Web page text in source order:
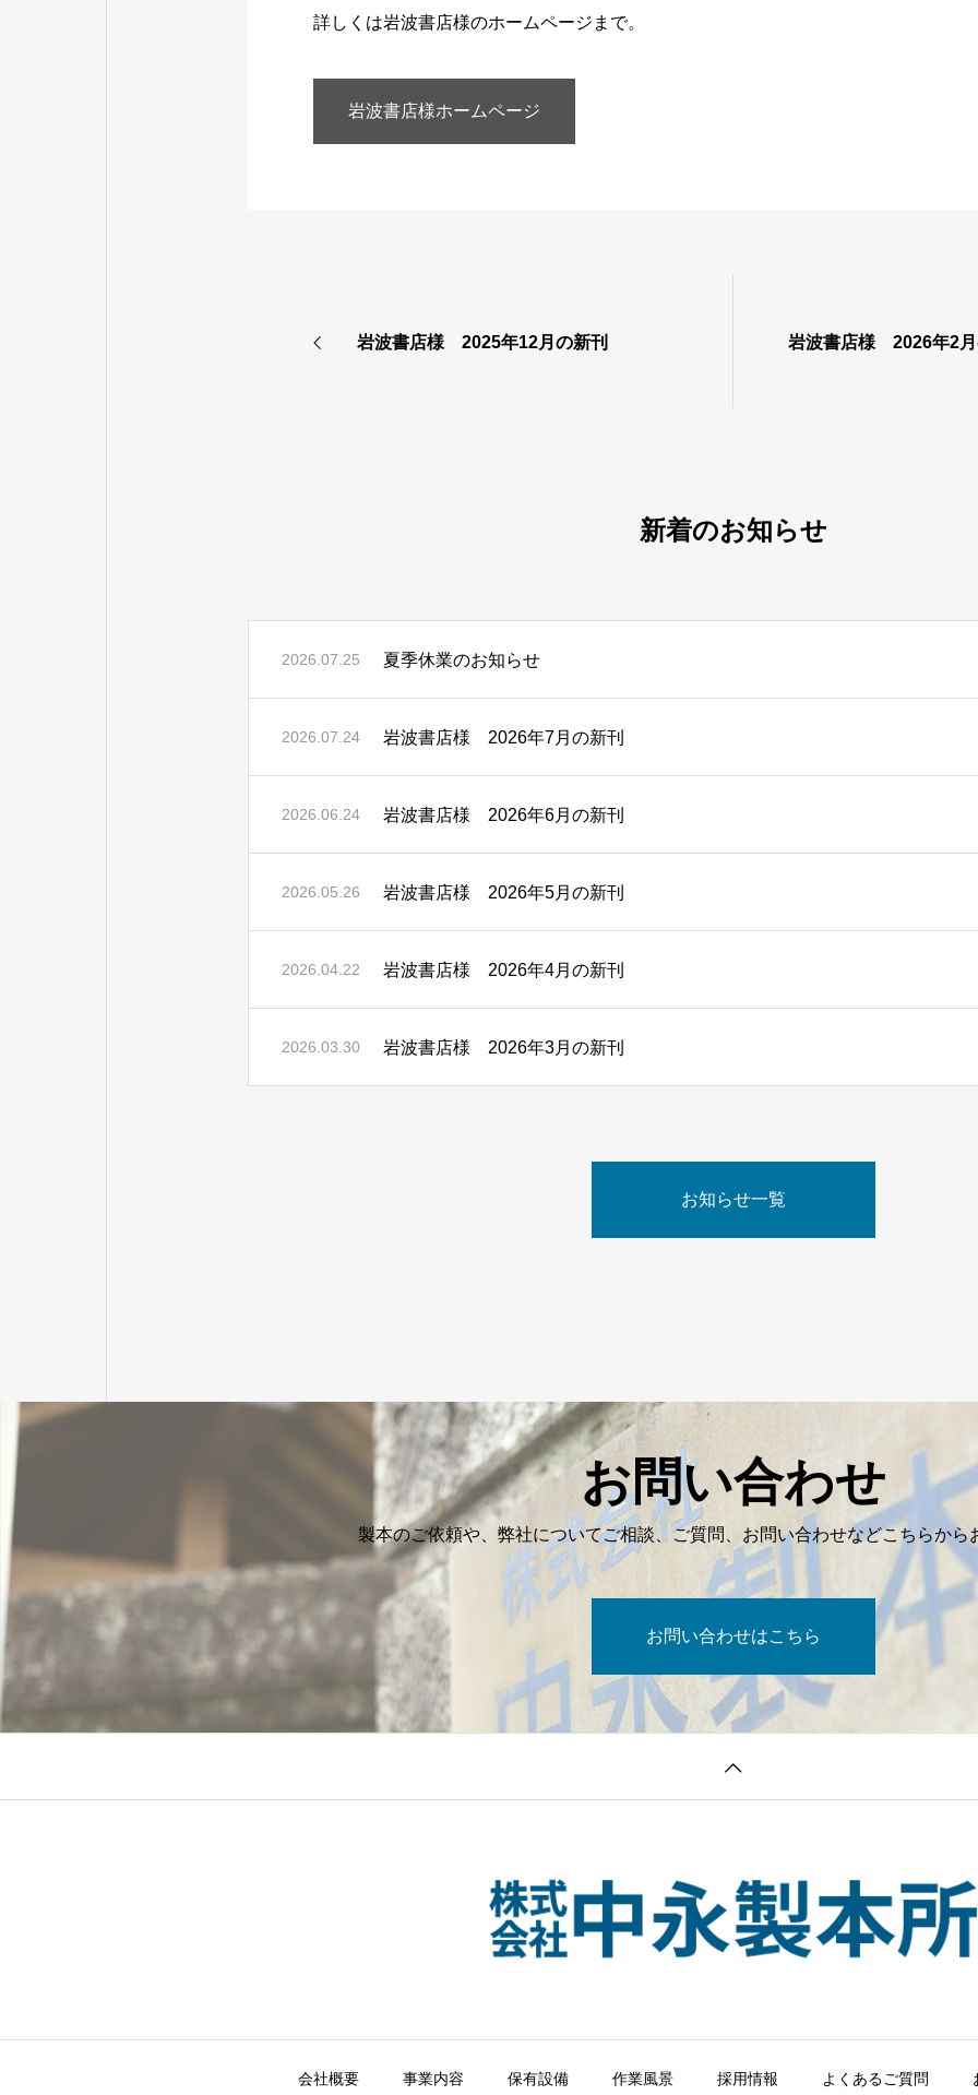
詳しくは岩波書店様のホームページまで。
岩波書店様ホームページ
岩波書店様 2025年12月の新刊 岩波書店様 2026年2月
新着のお知らせ
2026.07.25 夏季休業のお知らせ
2026.07.24 岩波書店様 2026年7月の新刊
2026.06.24 岩波書店様 2026年6月の新刊
2026.05.26 岩波書店様 2026年5月の新刊
2026.04.22 岩波書店様 2026年4月の新刊
2026.03.30 岩波書店様 2026年3月の新刊
お知らせ一覧
お問い合わせ
製本のご依頼や、弊社についてご相談、ご質問、お問い合わせなどこちらから
お問い合わせはこちら
会社概要 事業内容 保有設備 作業風景 採用情報 よくあるご質問